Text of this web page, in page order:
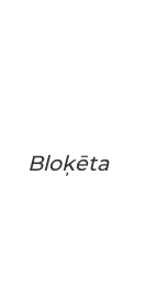
Bloķēta